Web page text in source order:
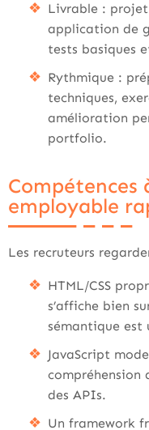
Livrable :
application de
tests basiques
Rythmique :
techniques,
amélioration
portfolio.
employable
Les recruteurs
HTML/CSS
s’affiche bien
sémantique est
JavaScript
compréhension
des APIs.
Un framework